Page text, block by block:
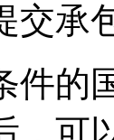
交承
件的
，可